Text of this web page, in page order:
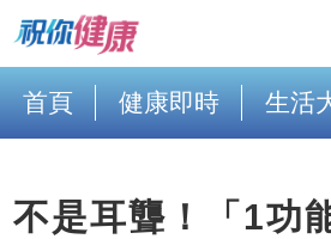
首頁 健康即時 生活
不是耳聾！「1功